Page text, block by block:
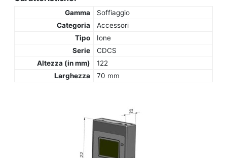
Gamma
Soffiaggio
Categoria
Accessori
Tipo
Ione
Serie
CDCS
Altezza (in mm)
122
Larghezza
70 mm